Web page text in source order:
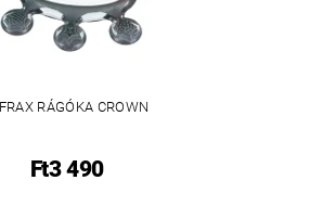
RÁGÓKA CROWN
Ft3 490